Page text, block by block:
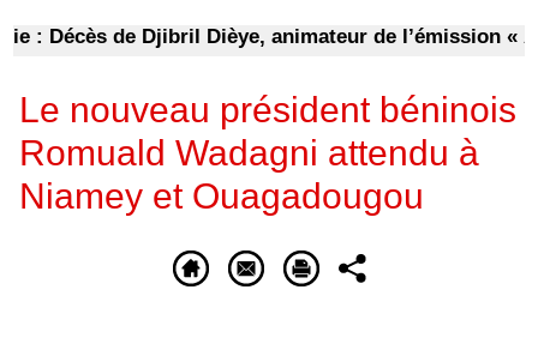
de Djibril Dièye, animateur de l’émission « Auto
Le nouveau président béninois
Romuald Wadagni attendu à
Niamey et Ouagadougou